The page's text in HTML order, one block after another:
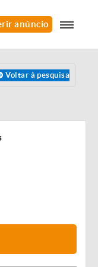
anúncio
Voltar à pesquisa